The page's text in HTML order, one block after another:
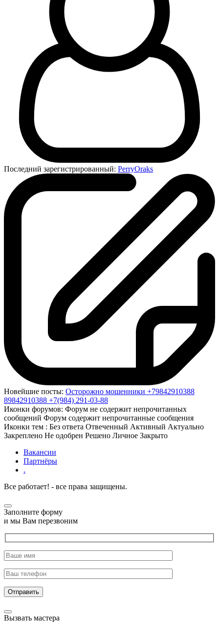
Последний зарегистрированный: PerryOraks
Новейшие посты: Осторожно мошенники +79842910388
89842910388 +7(984) 291-03-88
Иконки форумов: Форум не содержит непрочитанных
сообщений Форум содержит непрочитанные сообщения
Иконки тем : Без ответа Отвеченный Активный Актуально
Закреплено Не одобрен Решено Личное Закрыто
Вакансии
Партнёры
.
Все работает! - все права защищены.
Заполните форму
и мы Вам перезвоним
Отправить
Вызвать мастера